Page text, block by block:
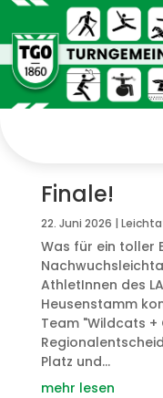
Finale!
22. Juni 2026 |
Was für ein toller
AthletInnen des
Heusenstamm
Team "Wildcats
Platz und...
mehr lesen